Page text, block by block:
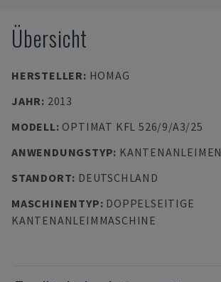
Übersicht
HERSTELLER: HOMAG
JAHR: 2013
MODELL: OPTIMAT KFL 526/9/A3/25
ANWENDUNGSTYP: KANTENANLEIMEN
STANDORT: DEUTSCHLAND
MASCHINENTYP: DOPPELSEITIGE
KANTENANLEIMMASCHINE